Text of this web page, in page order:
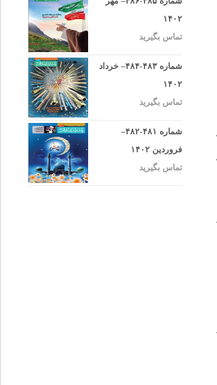
۱۴۰۲
تماس بگیرید
شماره ۴۸۳-۴۸۴– خرداد
۱۴۰۲
تماس بگیرید
شماره ۴۸۱-۴۸۲–
فروردین ۱۴۰۲
تماس بگیرید